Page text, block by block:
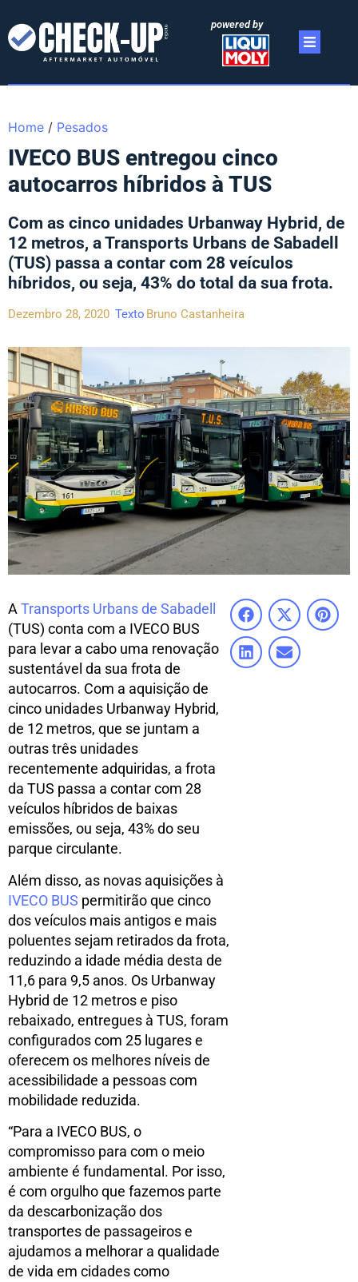
powered by
Home / Pesados
IVECO BUS entregou cinco
autocarros híbridos à TUS
Com as cinco unidades Urbanway Hybrid, de
12 metros, a Transports Urbans de Sabadell
(TUS) passa a contar com 28 veículos
híbridos, ou seja, 43% do total da sua frota.
Dezembro 28, 2020 Texto Bruno Castanheira
ATransports Urbans de Sabadell
(TUS) conta com a IVECO BUS
para levar a cabo uma renovação
sustentável da sua frota de
autocarros. Com a aquisição de
cinco unidades Urbanway Hybrid,
de 12 metros, que se juntam a
outras três unidades
recentemente adquiridas, a frota
da TUS passa a contar com 28
veículos híbridos de baixas
emissões, ou seja, 43% do seu
parque circulante.
Além disso, as novas aquisições à
IVECO BUS permitirão que cinco
dos veículos mais antigos e mais
poluentes sejam retirados da frota,
reduzindo a idade média desta de
11,6 para 9,5 anos. Os Urbanway
Hybrid de 12 metros e piso
rebaixado, entregues à TUS, foram
configurados com 25 lugares e
oferecem os melhores níveis de
acessibilidade a pessoas com
mobilidade reduzida.
“Para a IVECO BUS, o
compromisso para com o meio
ambiente é fundamental. Por isso,
é com orgulho que fazemos parte
da descarbonização dos
transportes de passageiros e
ajudamos a melhorar a qualidade
de vida em cidades como